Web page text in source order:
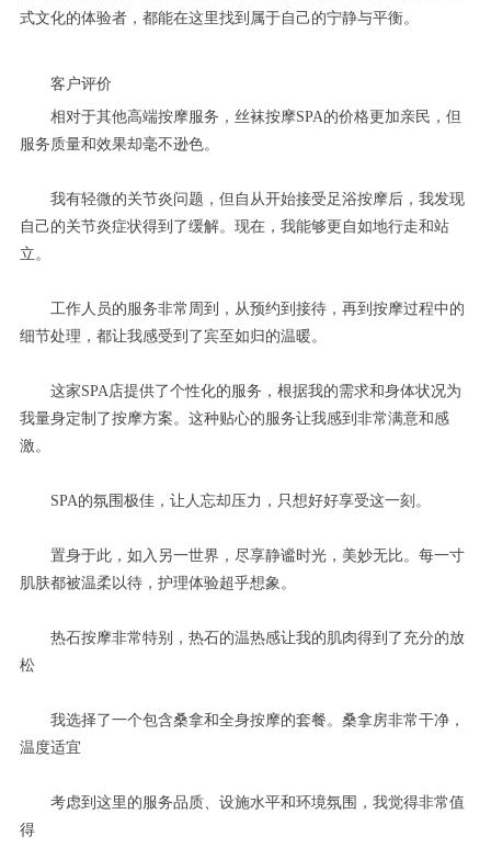
式文化的体验者，都能在这里找到属于自己的宁静与平衡。
客户评价
相对于其他高端按摩服务，丝袜按摩SPA的价格更加亲民，但
服务质量和效果却毫不逊色。
我有轻微的关节炎问题，但自从开始接受足浴按摩后，我发现
自己的关节炎症状得到了缓解。现在，我能够更自如地行走和站
立。
工作人员的服务非常周到，从预约到接待，再到按摩过程中的
细节处理，都让我感受到了宾至如归的温暖。
这家SPA店提供了个性化的服务，根据我的需求和身体状况为
我量身定制了按摩方案。这种贴心的服务让我感到非常满意和感
激。
SPA的氛围极佳，让人忘却压力，只想好好享受这一刻。
置身于此，如入另一世界，尽享静谧时光，美妙无比。每一寸
肌肤都被温柔以待，护理体验超乎想象。
热石按摩非常特别，热石的温热感让我的肌肉得到了充分的放
松
我选择了一个包含桑拿和全身按摩的套餐。桑拿房非常干净，
温度适宜
考虑到这里的服务品质、设施水平和环境氛围，我觉得非常值
得